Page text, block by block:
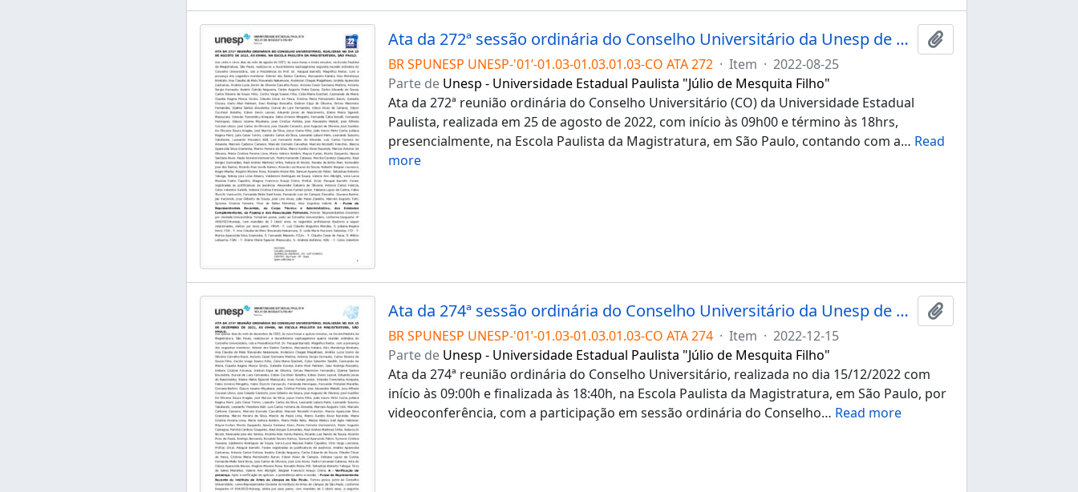
Ata da 272ª sessão ordinária do Conselho Universitário da Unesp de 25/08/2022
Adicionar à área de
BR SPUNESP UNESP-'01’-01.03-01.03.01.03-CO ATA 272 · Item · 2022-08-25
Parte de Unesp - Universidade Estadual Paulista "Júlio de Mesquita Filho"
Ata da 272ª reunião ordinária do Conselho Universitário (CO) da Universidade Estadual
Paulista, realizada em 25 de agosto de 2022, com início às 09h00 e término às 18hrs,
presencialmente, na Escola Paulista da Magistratura, em São Paulo, contando com a… Read
more
Ata da 274ª sessão ordinária do Conselho Universitário da Unesp de 15/12/2022
Adicionar à área de
BR SPUNESP UNESP-'01’-01.03-01.03.01.03-CO ATA 274 · Item · 2022-12-15
Parte de Unesp - Universidade Estadual Paulista "Júlio de Mesquita Filho"
Ata da 274ª reunião ordinária do Conselho Universitário, realizada no dia 15/12/2022 com
início às 09:00h e finalizada às 18:40h, na Escola Paulista da Magistratura, em São Paulo, por
videoconferência, com a participação em sessão ordinária do Conselho… Read more